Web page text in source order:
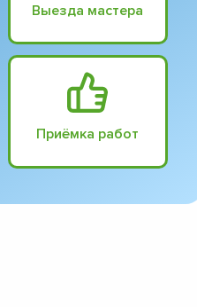
Выезда мастера
Приёмка работ